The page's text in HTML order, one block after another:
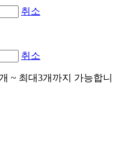
취소
취소
~ 최대3개까지 가능합니